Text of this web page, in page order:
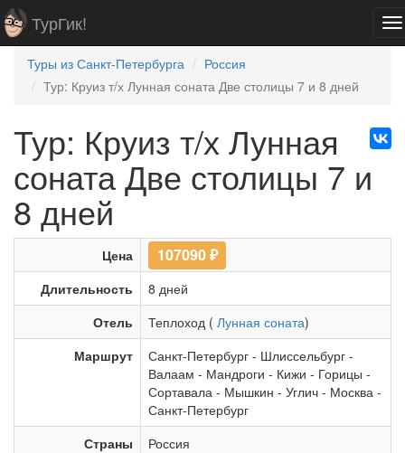
ТурГик!
Туры из Санкт-Петербурга
Россия
Тур: Круиз т/х Лунная соната Две столицы 7 и 8 дней
Тур: Круиз т/х Лунная
соната Две столицы 7 и
8 дней
Цена 107090₽
Длительность
8 дней
Отель
Теплоход ( Лунная соната)
Маршрут
Санкт-Петербург - Шлиссельбург -
Валаам - Мандроги - Кижи - Горицы -
Сортавала - Мышкин - Углич - Москва -
Санкт-Петербург
Страны
Россия